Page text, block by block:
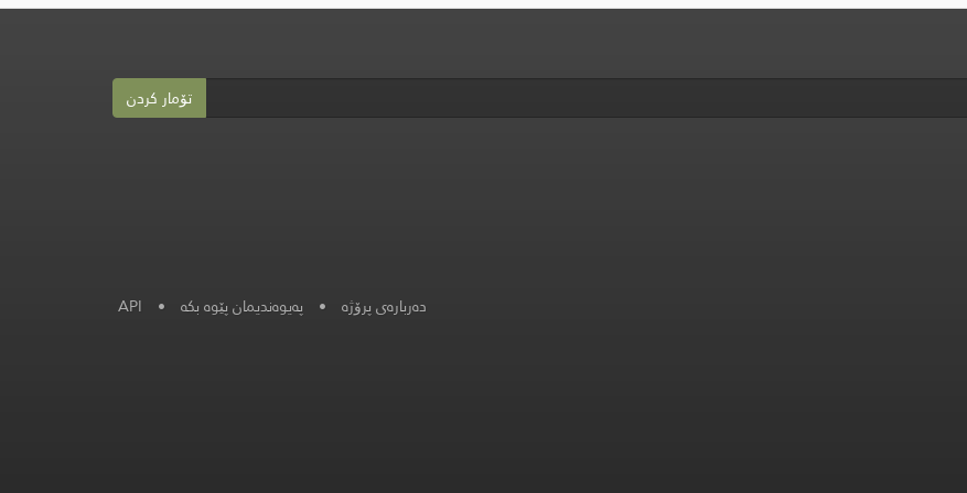
تۆمار کردن
دەربارەی پرۆژە • په‌یوه‌ندیمان پێوه‌ بكه‌ •
API